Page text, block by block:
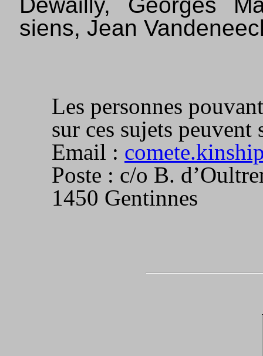
siens, Jean
Les personnes
sur ces sujets peuvent
Email :
Poste : c/o B.
1450 Gentinnes